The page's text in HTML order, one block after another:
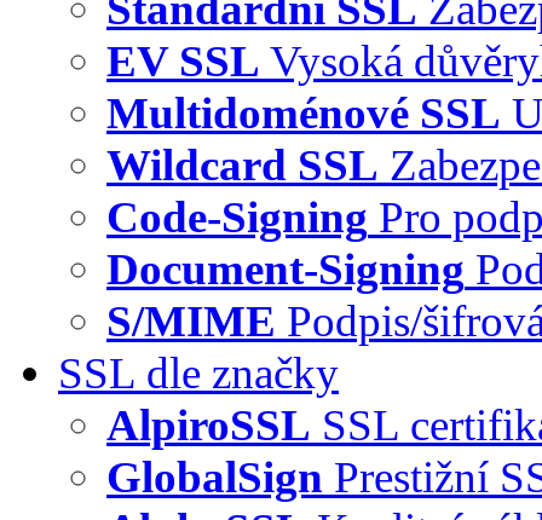
EV SSL Vysoká
Multidoménové SSL
Wildcard SSL
Code-Signing Pro
Document-Signing
S/MIME Podpis/
SSL dle značky
AlpiroSSL SSL
GlobalSign Prestižní